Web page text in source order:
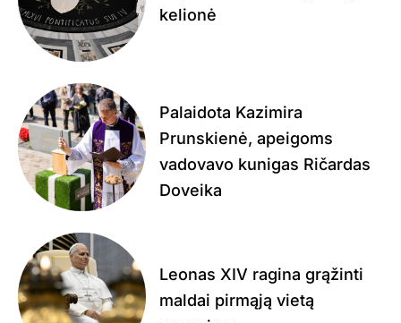
kelionė
Palaidota Kazimira
Prunskienė, apeigoms
vadovavo kunigas Ričardas
Doveika
Leonas XIV ragina grąžinti
maldai pirmąją vietą